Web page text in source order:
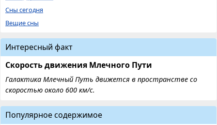
Сны сегодня
Вещие сны
Интересный факт
Скорость движения Млечного Пути
Галактика Млечный Путь движется в пространстве со
скоростью около 600 км/с.
Популярное содержимое